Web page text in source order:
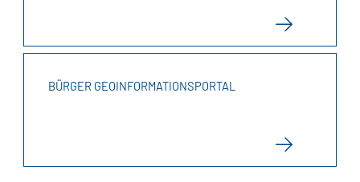
BÜRGER GEOINFORMATIONSPORTAL